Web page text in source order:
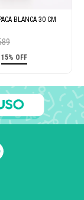
BLANCA 30 CM
15% OFF